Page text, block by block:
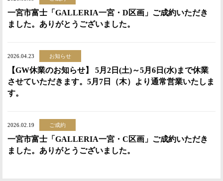
一宮市富士「GALLERIA一宮・D区画」ご成約いただき
ました。ありがとうございました。
2026.04.23 お知らせ
【GW休業のお知らせ】 5月2日(土)～5月6日(水)まで休業
させていただきます。5月7日（木）より通常営業いたしま
す。
2026.02.19 ご成約
一宮市富士「GALLERIA一宮・C区画」ご成約いただき
ました。ありがとうございました。